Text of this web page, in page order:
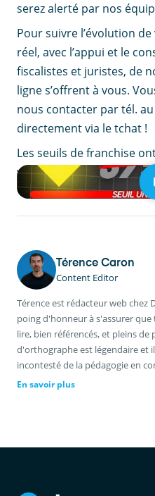
serez alerté par nos
Pour suivre l’évolution
réel, avec l’appui et le
fiscalistes et juristes, de
ligne s’offrent à vous.
nous contacter par tél. au
directement via le tchat !
Les seuils de franchise
vidéo fait le point sur ce
Térence Caron
Content Editor
Térence est rédacteur web chez
poing d'honneur à s'assurer que
lire, bien référencés, et pleins de
d'orthographe est légendaire et
incontesté de la pédagogie en
En savoir plus